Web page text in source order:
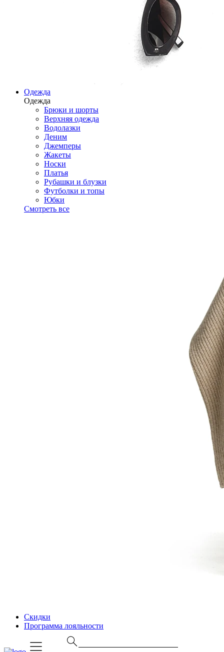
Одежда
Одежда
Брюки и шорты
Верхняя одежда
Водолазки
Деним
Джемперы
Жакеты
Носки
Платья
Рубашки и блузки
Футболки и топы
Юбки
Смотреть все
Скидки
Программа лояльности